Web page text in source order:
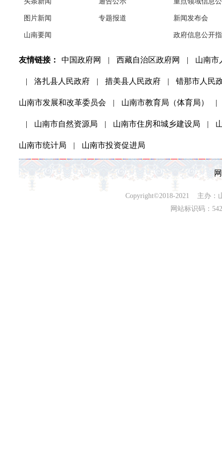
图片新闻
山南要闻
专题报道 新闻发布会
政府信息公开
友情链接： 中国政府网 | 西藏自治区政府网 | 山南市
| 洛扎县人民政府 | 措美县人民政府 | 错那市人民
山南市发展和改革委员会 | 山南市教育局（体育局） |
| 山南市自然资源局 | 山南市住房和城乡建设局 |
山南市统计局 | 山南市投资促进局
Copyright©2018-2021 主办：
网站标识码：